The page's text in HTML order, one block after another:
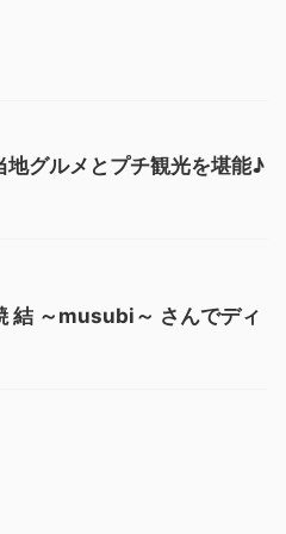
地グルメとプチ観光を堪能♪
結 ～musubi～ さんでディ